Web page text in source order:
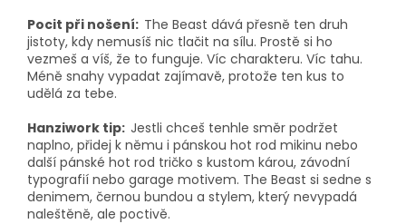
Pocit při nošení: The Beast dává přesně ten druh
jistoty, kdy nemusíš nic tlačit na sílu. Prostě si ho
vezmeš a víš, že to funguje. Víc charakteru. Víc tahu.
Méně snahy vypadat zajímavě, protože ten kus to
udělá za tebe.
Hanziwork tip: Jestli chceš tenhle směr podržet
naplno, přidej k němu i pánskou hot rod mikinu nebo
další pánské hot rod tričko s kustom károu, závodní
typografií nebo garage motivem. The Beast si sedne s
denimem, černou bundou a stylem, který nevypadá
naleštěně, ale poctivě.